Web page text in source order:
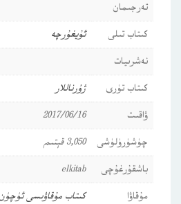
تەرجىمان
كىتاب تىلى
ئۇيغۇرچە
نەشرىيات
كىتاب تۈرى
ژۇرناللار
ۋاقىت
2017/06/16
چۈشۈرۈلۈشى
3,050 قېتىم
باشقۇرغۇچى
elkitab
مۇقاۋا
كىتاب مۇقاۋىسى